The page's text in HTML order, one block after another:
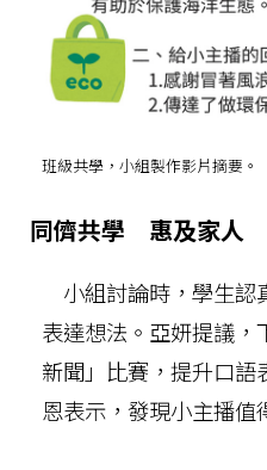
班級共學，小組製作影片摘要。
同儕共學 惠及家人
小組討論時，學生認
表達想法。亞妍提議，
新聞」比賽，提升口
恩表示，發現小主播值